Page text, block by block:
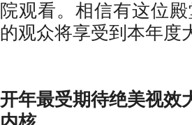
院观看。相信有这位
的观众将享受到本年度
开年最受期待绝美视效